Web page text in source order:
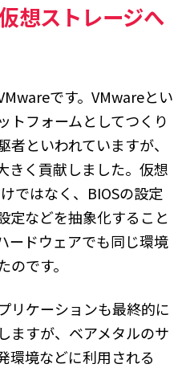
想ストレージへ
です。VMwareとい
トフォームとしてつくり
者といわれていますが、
きく貢献しました。仮想
ではなく、BIOSの設定
定などを抽象化すること
ードウェアでも同じ環境
です。
リケーションも最終的に
ますが、ベアメタルのサ
環境などに利用される